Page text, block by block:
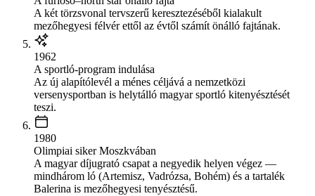
A két törzsvonal tervszerű keresztezéséből kialakult
mezőhegyesi félvér ettől az évtől számít önálló fajtának.
1962
A sportló-program indulása
Az új alapítólevél a ménes céljává a nemzetközi
versenysportban is helytálló magyar sportló kitenyésztését
teszi.
1980
Olimpiai siker Moszkvában
A magyar díjugrató csapat a negyedik helyen végez —
mindhárom ló (Artemisz, Vadrózsa, Bohém) és a tartalék
Balerina is mezőhegyesi tenyésztésű.